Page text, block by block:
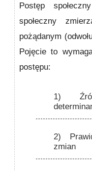
Postęp społeczny
społeczny
pożądanym
Pojęcie to
postępu:
1)
2)
zmian